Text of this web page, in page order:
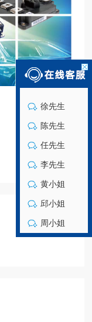
目录・选型手
徐先生
陈先生
任先生
李先生
黄小姐
邱小姐
周小姐